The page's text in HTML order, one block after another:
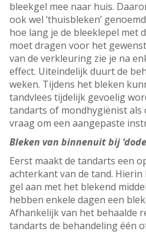
bleekgel mee naar huis.
ook wel ‘thuisbleken’
hoe lang je de bleeklepel met
moet dragen voor het
van de verkleuring zie je na
effect. Uiteindelijk duurt de
weken. Tijdens het bleken
tandvlees tijdelijk gevoelig
tandarts of mondhygiënist als
vraag om een aangepaste
Bleken van binnenuit bij
Eerst maakt de tandarts een
achterkant van de tand.
gel aan met het blekend
hebben enkele dagen een
Afhankelijk van het behaalde
tandarts de behandeling één